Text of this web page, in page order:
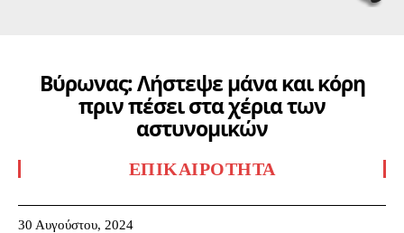
Βύρωνας: Λήστεψε μάνα και κόρη
πριν πέσει στα χέρια των
αστυνομικών
ΕΠΙΚΑΙΡΌΤΗΤΑ
30 Αυγούστου, 2024